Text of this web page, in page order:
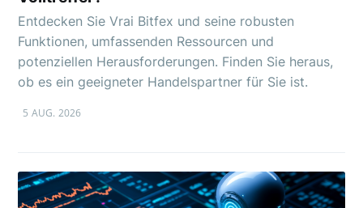
Entdecken Sie Vrai Bitfex und seine robusten
Funktionen, umfassenden Ressourcen und
potenziellen Herausforderungen. Finden Sie heraus,
ob es ein geeigneter Handelspartner für Sie ist.
5 AUG. 2026